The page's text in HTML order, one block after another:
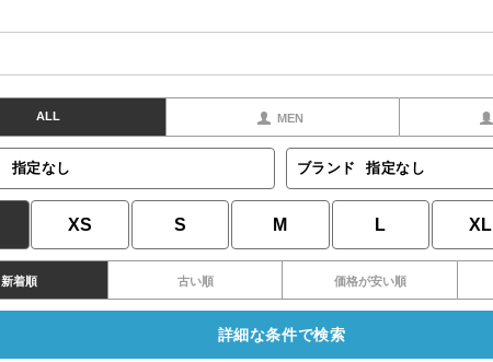
ALL MEN
指定なし ブランド 指定なし
XS S M L XL
新着順 古い順 価格が安い順
詳細な条件で検索